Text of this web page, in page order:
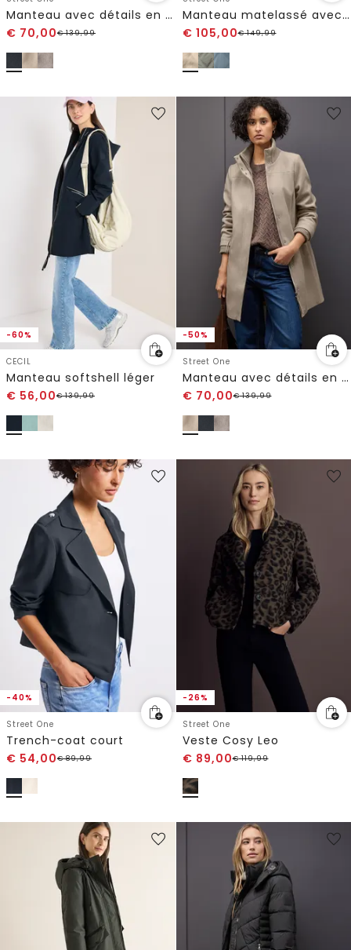
Manteau avec détails en tricot
€ 70,00€139,99
Manteau matelassé avec capuche
€ 105,00€149,99
-60%
CECIL
Manteau softshell léger
€ 56,00€139,99
-50%
Street One
Manteau avec détails en tricot
€ 70,00€139,99
-40%
Street One
Trench-coat court
€ 54,00€89,99
-26%
Street One
Veste Cosy Leo
€ 89,00€119,99